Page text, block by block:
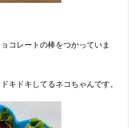
コレートの棒をつかっていま
キドキしてるネコちゃんです。